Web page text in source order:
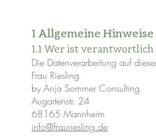
1 Allgemeine
1.1 Wer ist
Die Datenverarbeitung auf
Frau Riesling
by Anja Sommer Consulting
Augartenstr. 24
68165 Mannheim
info@frauriesling.de